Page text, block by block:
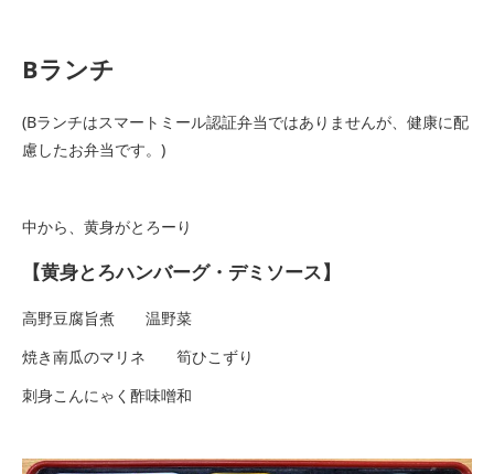
Bランチ
(Bランチはスマートミール認証弁当ではありませんが、健康に配
慮したお弁当です。)
中から、黄身がとろーり
【黄身とろハンバーグ・デミソース】
高野豆腐旨煮 温野菜
焼き南瓜のマリネ 筍ひこずり
刺身こんにゃく酢味噌和